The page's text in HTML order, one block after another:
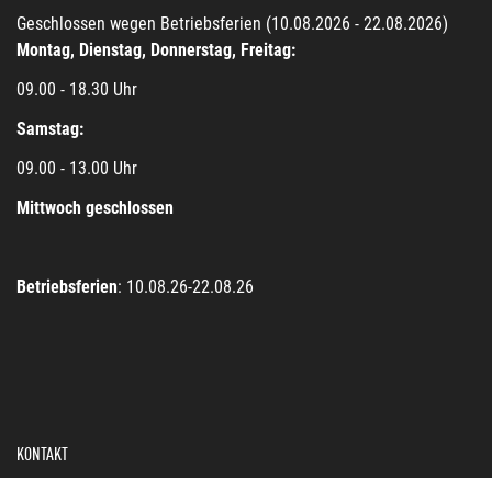
Geschlossen wegen Betriebsferien (10.08.2026 - 22.08.2026)
Montag, Dienstag, Donnerstag, Freitag:
09.00 - 18.30 Uhr
Samstag:
09.00 - 13.00 Uhr
Mittwoch geschlossen
Betriebsferien: 10.08.26-22.08.26
KONTAKT